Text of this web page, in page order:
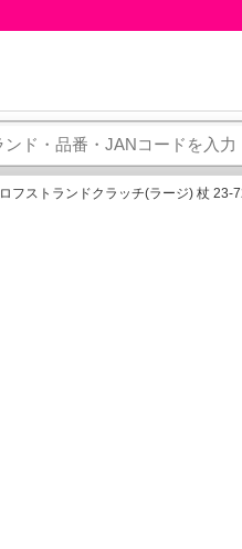
ロフストランドクラッチ(ラージ) 杖